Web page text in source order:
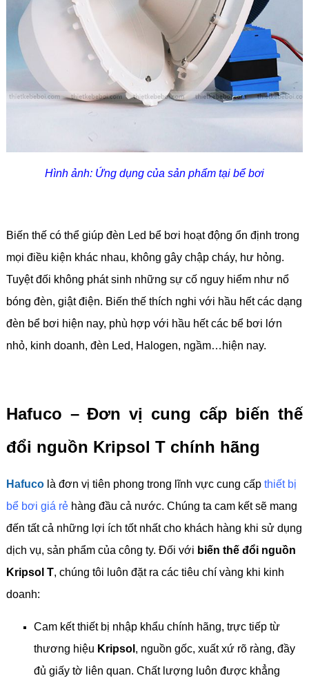
Hình ảnh: Ứng dụng của sản phẩm tại bể bơi
Biến thế có thể giúp đèn Led bể bơi hoạt động ổn định trong
mọi điều kiện khác nhau, không gây chập cháy, hư hỏng.
Tuyệt đối không phát sinh những sự cố nguy hiểm như nổ
bóng đèn, giật điện. Biến thế thích nghi với hầu hết các dạng
đèn bể bơi hiện nay, phù hợp với hầu hết các bể bơi lớn
nhỏ, kinh doanh, đèn Led, Halogen, ngầm…hiện nay.
Hafuco – Đơn vị cung cấp biến thế
đổi nguồn Kripsol T chính hãng
Hafucolà đơn vị tiên phong trong lĩnh vực cung cấp thiết bị
bể bơi giá rẻhàng đầu cả nước. Chúng ta cam kết sẽ mang
đến tất cả những lợi ích tốt nhất cho khách hàng khi sử dụng
dịch vụ, sản phẩm của công ty. Đối với biến thế đổi nguồn
Kripsol T, chúng tôi luôn đặt ra các tiêu chí vàng khi kinh
doanh:
Cam kết thiết bị nhập khẩu chính hãng, trực tiếp từ
thương hiệu Kripsol , nguồn gốc, xuất xứ rõ ràng, đầy
đủ giấy tờ liên quan. Chất lượng luôn được khẳng